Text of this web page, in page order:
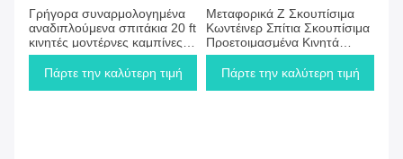
Γρήγορα συναρμολογημένα
αναδιπλούμενα σπιτάκια 20 ft
κινητές μοντέρνες καμπίνες
σπίτια
Πάρτε την καλύτερη τιμή
Μεταφορικά Z Σκουπίσιμα
Κωντέινερ Σπίτια Σκουπίσιμα
Προετοιμασμένα Κινητά
Σπίτια
Πάρτε την καλύτερη τιμή